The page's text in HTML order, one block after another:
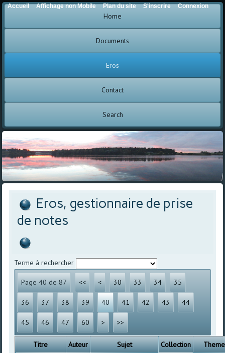
Home
Documents
Eros
Contact
Search
Eros, gestionnaire de prise
de notes
Terme à rechercher
Page 40 de 87 << < 30 33 34 35
36 37 38 39 40 41 42 43 44
45 46 47 60 > >>
Titre Auteur Sujet Collection
Theme
Accueil Affichage non Mobile Plan du site S'inscrire Connexion